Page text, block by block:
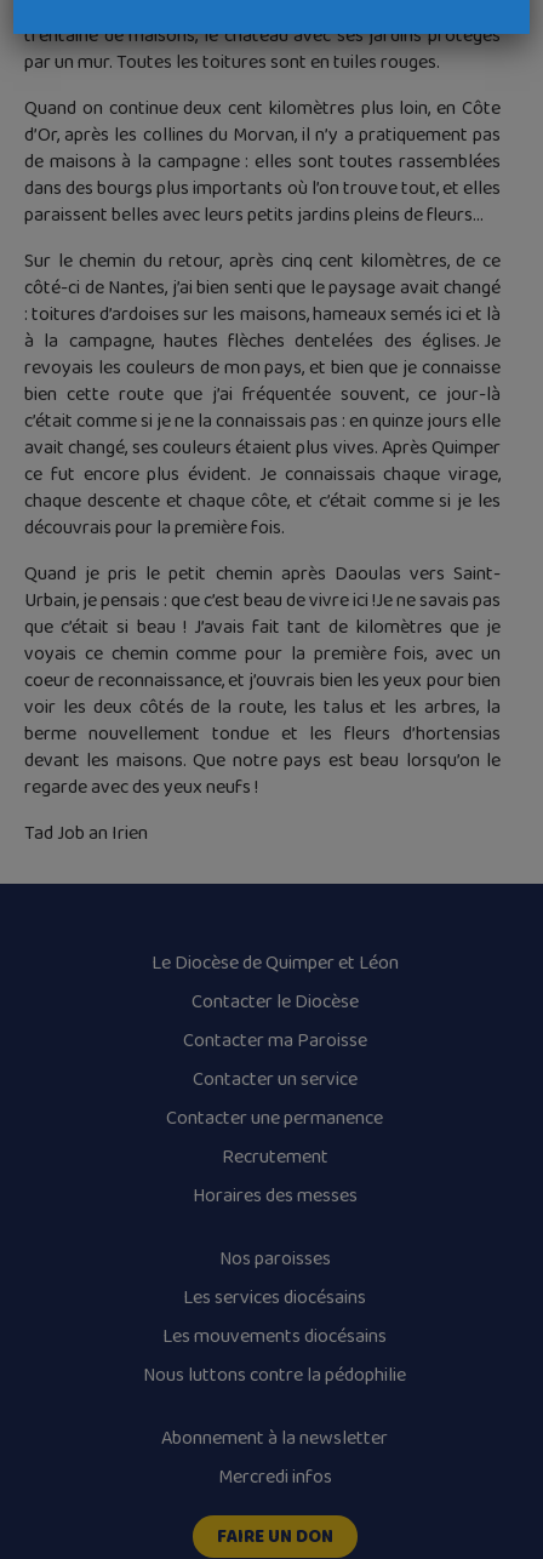
trentaine de maisons, le château avec ses jardins protégés
par un mur. Toutes les toitures sont en tuiles rouges.
Quand on continue deux cent kilomètres plus loin, en Côte
d’Or, après les collines du Morvan, il n’y a pratiquement pas
de maisons à la campagne : elles sont toutes rassemblées
dans des bourgs plus importants où l’on trouve tout, et elles
paraissent belles avec leurs petits jardins pleins de fleurs…
Sur le chemin du retour, après cinq cent kilomètres, de ce
côté-ci de Nantes, j’ai bien senti que le paysage avait changé
: toitures d’ardoises sur les maisons, hameaux semés ici et là
à la campagne, hautes flèches dentelées des églises. Je
revoyais les couleurs de mon pays, et bien que je connaisse
bien cette route que j’ai fréquentée souvent, ce jour-là
c’était comme si je ne la connaissais pas : en quinze jours elle
avait changé, ses couleurs étaient plus vives. Après Quimper
ce fut encore plus évident. Je connaissais chaque virage,
chaque descente et chaque côte, et c’était comme si je les
découvrais pour la première fois.
Quand je pris le petit chemin après Daoulas vers Saint-
Urbain, je pensais : que c’est beau de vivre ici !Je ne savais pas
que c’était si beau ! J’avais fait tant de kilomètres que je
voyais ce chemin comme pour la première fois, avec un
coeur de reconnaissance, et j’ouvrais bien les yeux pour bien
voir les deux côtés de la route, les talus et les arbres, la
berme nouvellement tondue et les fleurs d’hortensias
devant les maisons. Que notre pays est beau lorsqu’on le
regarde avec des yeux neufs !
Tad Job an Irien
Le Diocèse de Quimper et Léon
Contacter le Diocèse
Contacter ma Paroisse
Contacter un service
Contacter une permanence
Recrutement
Horaires des messes
Nos paroisses
Les services diocésains
Les mouvements diocésains
Nous luttons contre la pédophilie
Abonnement à la newsletter
Mercredi infos
FAIRE UN DON